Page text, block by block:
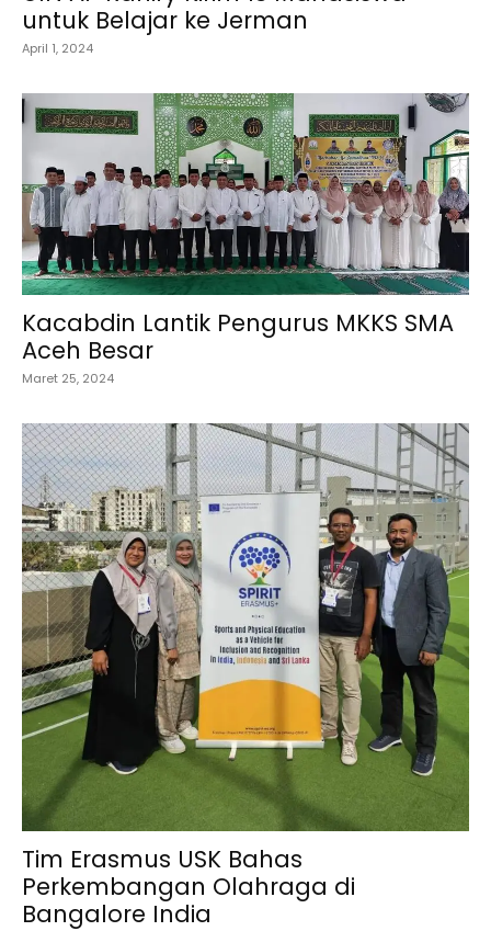
untuk Belajar ke Jerman
April 1, 2024
Kacabdin Lantik Pengurus MKKS SMA
Aceh Besar
Maret 25, 2024
Tim Erasmus USK Bahas
Perkembangan Olahraga di
Bangalore India